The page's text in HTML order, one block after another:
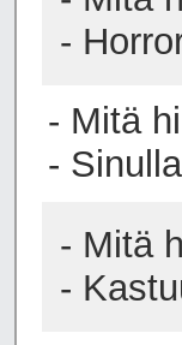
-
- Mitä
-
- Mitä
-